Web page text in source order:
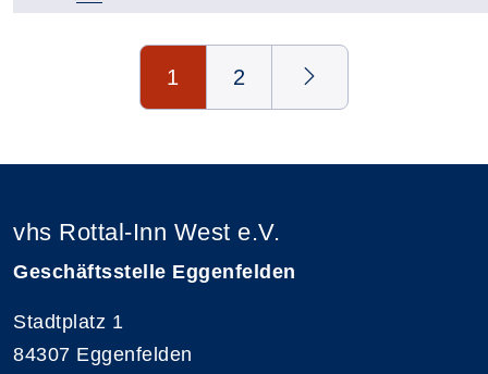
1 2
vhs Rottal-Inn West e.V.
Geschäftsstelle Eggenfelden
Stadtplatz 1
84307 Eggenfelden